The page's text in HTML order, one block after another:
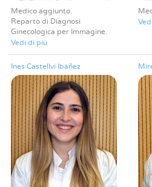
Medico aggiunto
Reparto di Diagnosi
Ginecologica per Immagine
Vedi di più
Ines Castellví Ibáñez